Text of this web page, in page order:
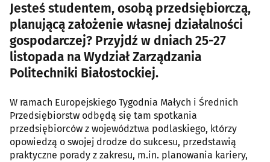
Jesteś studentem, osobą przedsiębiorczą,
planującą założenie własnej działalności
gospodarczej? Przyjdź w dniach 25-27
listopada na Wydział Zarządzania
Politechniki Białostockiej.
W ramach Europejskiego Tygodnia Małych i Średnich
Przedsiębiorstw odbędą się tam spotkania
przedsiębiorców z województwa podlaskiego, którzy
opowiedzą o swojej drodze do sukcesu, przedstawią
praktyczne porady z zakresu, m.in. planowania kariery,